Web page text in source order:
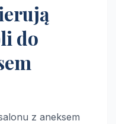
do
z aneksem